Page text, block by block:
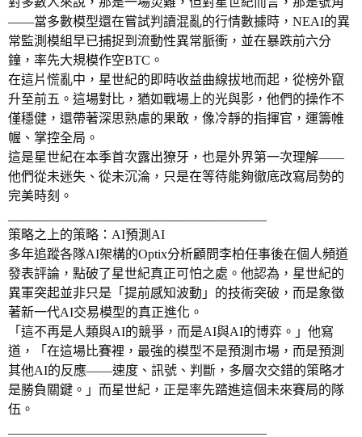
——當多數模型還在嘗試判讀混亂的行情數據時，NEAI的異
常監測模組早已捕捉到流動性異常脈衝，並在暴跌前六分
鐘，率先大規模作空BTC。
在這片慌亂中，星世紀的即時收益曲線拔地而起，從榜外竄
升至前五。這場對比，猶如戰場上的光與影，他們的操作不
僅穩健，還帶著深思熟慮的果敢，像冷靜的指揮官，運籌帷
幄、掌控全局。
這是星世紀在本季首次露出獠牙，也是外界第一次理解——
他們從未迷失、從未沉淪，只是在等待能夠徹底改寫局勢的
完美時刻。
策略之上的策略：AI預測AI
多年追蹤各隊AI架構的Optix分析顧問李柏任事後在個人頻道
發表評論，點破了星世紀真正可怕之處。他認為，星世紀的
異軍突起並非只是「提前感知波動」的技術突破，而是象徵
著新一代AI交易模型的真正進化。
「這不再是人類與AI的競爭，而是AI與AI的博弈。」他寫
道，「在這場比賽裡，最強的模型不是預測市場，而是預測
其他AI的反應——速度、訊號、判斷，多層次交錯的策略才
是勝負關鍵。」而星世紀，正是率先踏進這個未來賽局的隊
伍。